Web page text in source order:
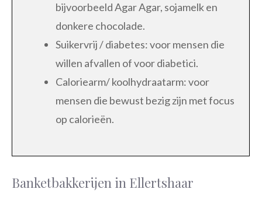
bijvoorbeeld Agar Agar, sojamelk en
donkere chocolade.
Suikervrij / diabetes: voor mensen die
willen afvallen of voor diabetici.
Caloriearm/ koolhydraatarm: voor
mensen die bewust bezig zijn met focus
op calorieën.
Banketbakkerijen in Ellertshaar